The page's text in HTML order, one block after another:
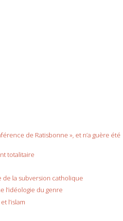
de Ratisbonne », et n’a guère été
totalitaire
de la subversion catholique
l’idéologie du genre
l’islam